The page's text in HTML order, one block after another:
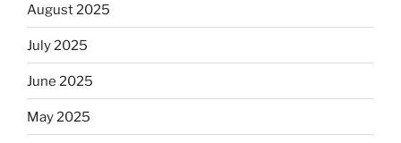
August 2025
July 2025
June 2025
May 2025